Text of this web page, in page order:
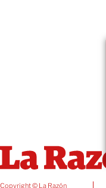
Copyright © La Razón